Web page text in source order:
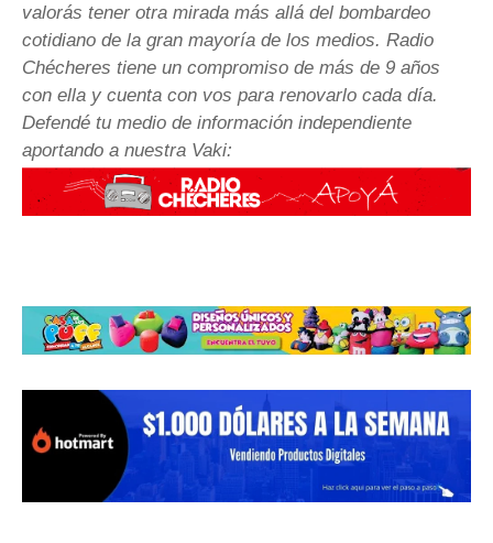
valorás tener otra mirada más allá del bombardeo
cotidiano de la gran mayoría de los medios. Radio
Chécheres tiene un compromiso de más de 9 años
con ella y cuenta con vos para renovarlo cada día.
Defendé tu medio de información independiente
aportando a nuestra Vaki: